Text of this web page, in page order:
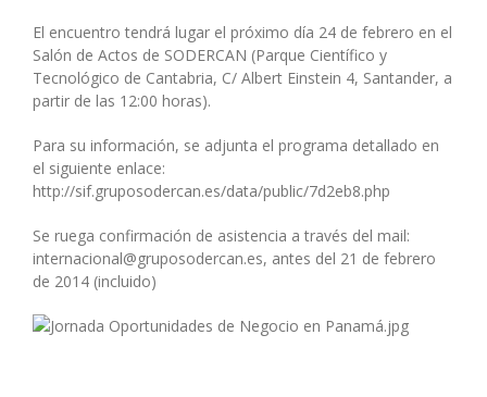
El encuentro tendrá lugar el próximo día 24 de febrero en el
Salón de Actos de SODERCAN (Parque Científico y
Tecnológico de Cantabria, C/ Albert Einstein 4, Santander, a
partir de las 12:00 horas).
Para su información, se adjunta el programa detallado en
el siguiente enlace:
http://sif.gruposodercan.es/data/public/7d2eb8.php
Se ruega confirmación de asistencia a través del mail:
internacional@gruposodercan.es, antes del 21 de febrero
de 2014 (incluido)